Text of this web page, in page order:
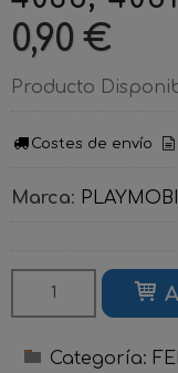
0,90 €
Producto
Costes de envío
Marca:
Categoría: